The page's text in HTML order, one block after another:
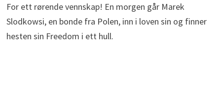
For ett rørende vennskap! En morgen går Marek
Slodkowsi, en bonde fra Polen, inn i loven sin og finner
hesten sin Freedom i ett hull.